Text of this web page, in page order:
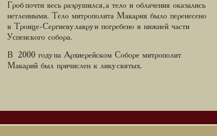
Гроб почти весь разрушился, а тело и облачения оказались
нетленными. Тело митрополита Макария было перенесено
в Троице-Сергиеву лавру и погребено в нижней части
Успенского собора.
В 2000 году на Архиерейском Соборе митрополит
Макарий был причислен к лику святых.